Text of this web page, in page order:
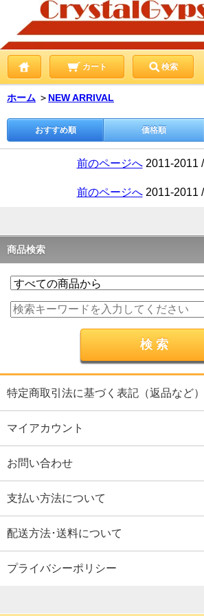
カート 検索
ホーム ＞ NEW ARRIVAL
おすすめ順 価格順
前のページへ2011-2011
前のページへ2011-2011
商品検索
特定商取引法に基づく表記（返品など）
マイアカウント
お問い合わせ
支払い方法について
配送方法･送料について
プライバシーポリシー